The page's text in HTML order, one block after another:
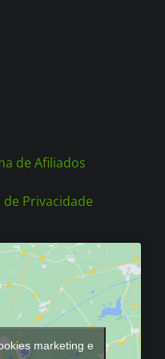
de Afiliados
de Privacidade
marketing e